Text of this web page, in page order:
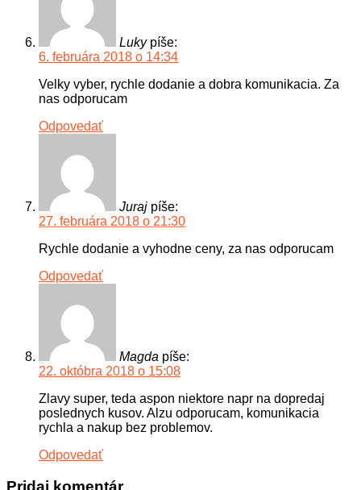
Luky píše:
6. februára 2018 o 14:34
Velky vyber, rychle dodanie a dobra komunikacia. Za
nas odporucam
Odpovedať
Juraj píše:
27. februára 2018 o 21:30
Rychle dodanie a vyhodne ceny, za nas odporucam
Odpovedať
Magda píše:
22. októbra 2018 o 15:08
Zlavy super, teda aspon niektore napr na dopredaj
poslednych kusov. Alzu odporucam, komunikacia
rychla a nakup bez problemov.
Odpovedať
Pridaj komentár